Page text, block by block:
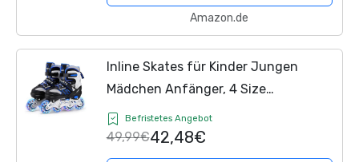
Amazon.de
Inline Skates für Kinder Jungen
Mädchen Anfänger, 4 Size
verstellbare Rollschuhe mit Light Up
Rollen. (M (EU32-36)) / (CN35-38)
Befristetes Angebot
49,99€42,48€